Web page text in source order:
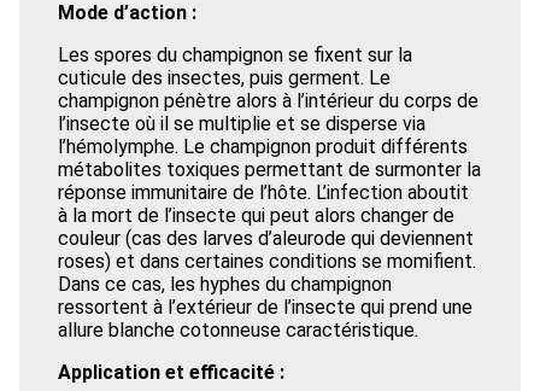
Mode d’action :
Les spores du champignon se fixent sur la
cuticule des insectes, puis germent. Le
champignon pénètre alors à l’intérieur du corps de
l’insecte où il se multiplie et se disperse via
l’hémolymphe. Le champignon produit différents
métabolites toxiques permettant de surmonter la
réponse immunitaire de l’hôte. L’infection aboutit
à la mort de l’insecte qui peut alors changer de
couleur (cas des larves d’aleurode qui deviennent
roses) et dans certaines conditions se momifient.
Dans ce cas, les hyphes du champignon
ressortent à l’extérieur de l’insecte qui prend une
allure blanche cotonneuse caractéristique.
Application et efficacité :